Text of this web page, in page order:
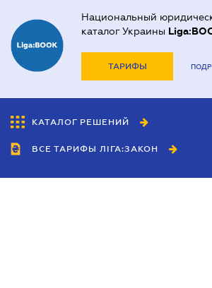
Национальный
каталог Украины
ТАРИФЫ
КАТАЛОГ РЕШЕНИЙ
ВСЕ ТАРИФЫ ЛІГА:ЗАКОН